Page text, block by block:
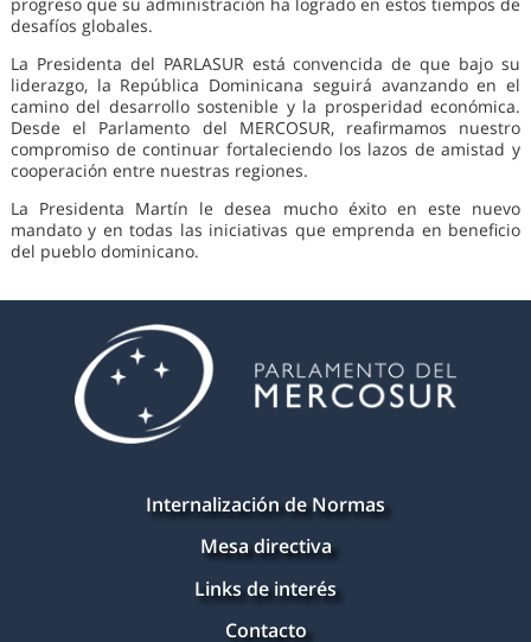
progreso que su administración ha logrado en estos tiempos de
desafíos globales.
La Presidenta del PARLASUR está convencida de que bajo su
liderazgo, la República Dominicana seguirá avanzando en el
camino del desarrollo sostenible y la prosperidad económica.
Desde el Parlamento del MERCOSUR, reafirmamos nuestro
compromiso de continuar fortaleciendo los lazos de amistad y
cooperación entre nuestras regiones.
La Presidenta Martín le desea mucho éxito en este nuevo
mandato y en todas las iniciativas que emprenda en beneficio
del pueblo dominicano.
Internalización de Normas
Mesa directiva
Links de interés
Contacto